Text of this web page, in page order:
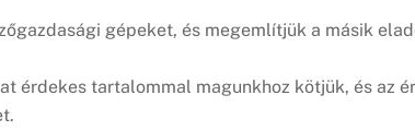
gépeket, és megemlítjük a másik
érdekes tartalommal magunkhoz kötjük, és az